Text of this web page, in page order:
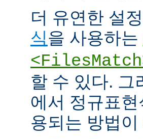
더 유연한 설
식을 사용하는
할 수 있다. 그
에서 정규표
용되는 방법